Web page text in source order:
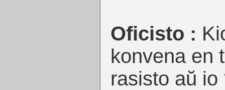
Oficisto :
konvena en
rasisto aŭ io